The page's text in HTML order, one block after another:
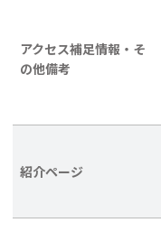
アクセス補足情報・そ
の他備考
紹介ページ